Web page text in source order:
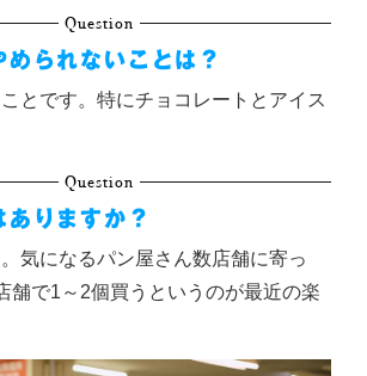
Question
められないことは？
とです。特にチョコレートとアイス
Question
ありますか？
気になるパン屋さん数店舗に寄っ
舗で1～2個買うというのが最近の楽